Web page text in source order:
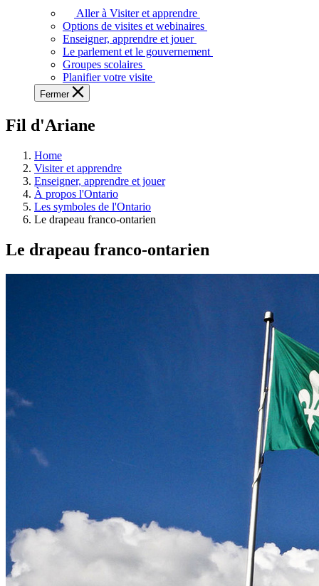
voir,
apprendre
et
à
à
législative.
Aller à Visiter et apprendre
Options de visites et webinaires
Enseigner, apprendre et jouer
Le parlement et le gouvernement
Groupes scolaires
Planifier votre visite
Fermer
Fil d'Ariane
Home
Visiter et apprendre
Enseigner, apprendre et jouer
À propos l'Ontario
Les symboles de l'Ontario
Le drapeau franco-ontarien
Le drapeau franco-ontarien